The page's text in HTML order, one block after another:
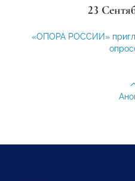
23
«ОПОРА РОССИИ»